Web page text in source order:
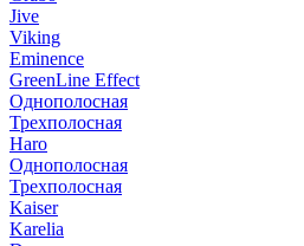
Jive
Viking
Eminence
GreenLine Effect
Однополосная
Трехполосная
Haro
Однополосная
Трехполосная
Kaiser
Karelia